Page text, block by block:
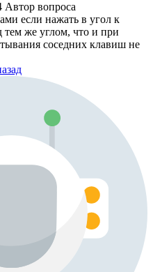
Автор вопроса
если нажать в угол к
тем же углом, что и при
соседних клавиш не